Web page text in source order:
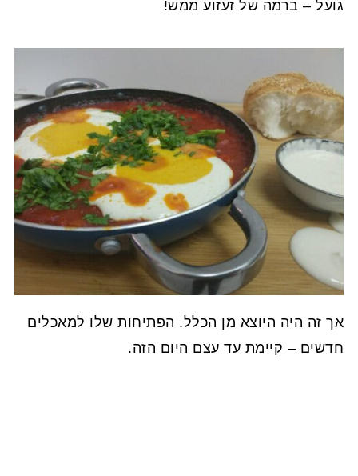
גועל – ברמה של זעזוע ממש!
אך זה היה היוצא מן הכלל. הפתיחות שלו למאכלים
חדשים – קיימת עד עצם היום הזה.